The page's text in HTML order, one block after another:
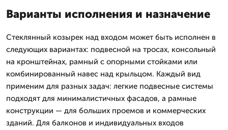
Варианты исполнения и назначение
Стеклянный козырек над входом может быть исполнен в
следующих вариантах: подвесной на тросах, консольный
на кронштейнах, рамный с опорными стойками или
комбинированный навес над крыльцом. Каждый вид
применим для разных задач: легкие подвесные системы
подходят для минималистичных фасадов, а рамные
конструкции — для больших проемов и коммерческих
зданий. Для балконов и индивидуальных входов